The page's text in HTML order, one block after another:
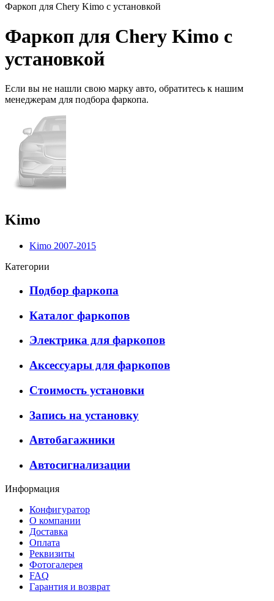
Фаркоп для Chery Kimo с установкой
Фаркоп для Chery Kimo с
установкой
Если вы не нашли свою марку авто, обратитесь к нашим
менеджерам для подбора фаркопа.
Kimo
Kimo 2007-2015
Категории
Подбор фаркопа
Каталог фаркопов
Электрика для фаркопов
Аксессуары для фаркопов
Стоимость установки
Запись на установку
Автобагажники
Автосигнализации
Информация
Конфигуратор
О компании
Доставка
Оплата
Реквизиты
Фотогалерея
FAQ
Гарантия и возврат